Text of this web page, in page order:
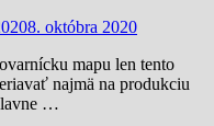
8. októbra 2020
mapu len tento
najmä na produkciu
…